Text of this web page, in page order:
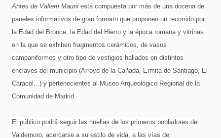
Antes de Vallem Maurii está compuesta por más de una docena de
paneles informativos de gran formato que proponen un recorrido por
la Edad del Bronce, la Edad del Hierro y la época romana y vitrinas
en la que se exhiben fragmentos cerámicos, de vasos
campaniformes y otro tipo de vestigios hallados en distintos
enclaves del municipio (Arroyo de la Cañada, Ermita de Santiago, El
Caracol...) y pertenecientes al Museo Arqueológico Regional de la
Comunidad de Madrid.
El público podrá seguir las huellas de los primeros pobladores de
Valdemoro, acercarse a su estilo de vida, a las vías de